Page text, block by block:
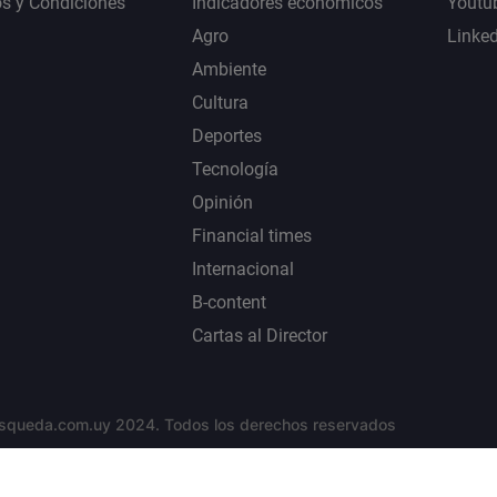
Agro
Ambiente
Cultura
Deportes
Tecnología
Opinión
Financial times
Internacional
B-content
Cartas al Director
2024. Todos los derechos reservados